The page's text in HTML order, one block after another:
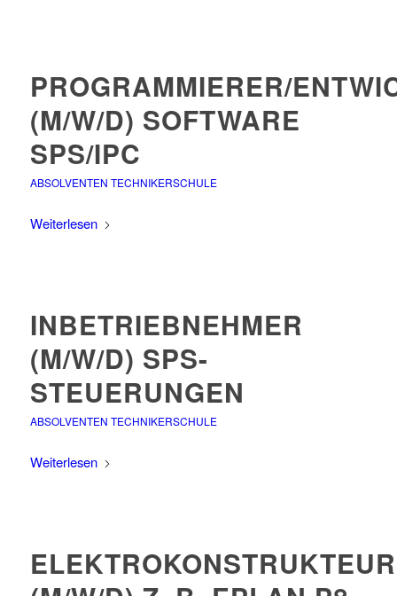
PROGRAMMIERER/
(M/W/D) SOFTWARE
SPS/IPC
ABSOLVENTEN TECHNIKERSCHULE
Weiterlesen
INBETRIEBNEHMER
(M/W/D) SPS-
STEUERUNGEN
ABSOLVENTEN TECHNIKERSCHULE
Weiterlesen
ELEKTROKONSTRUKTEUR